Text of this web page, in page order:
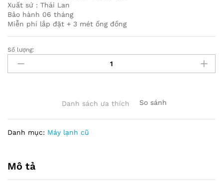
Xuất sứ : Thái Lan
Bảo hành 06 tháng
Miễn phí lắp đặt + 3 mét ống đồng
ác
lượng
Số lượng:
Danh sách ưa thích So sánh
Danh mục: Máy lạnh cũ
Mô tả